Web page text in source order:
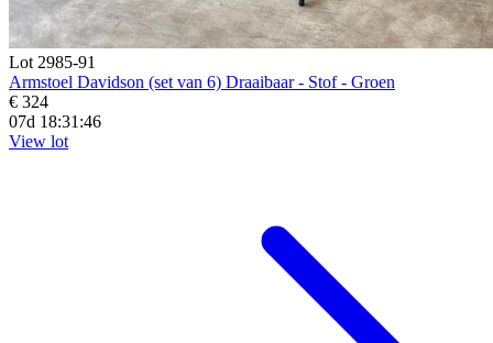
Lot 2985-91
Armstoel Davidson (set van 6) Draaibaar - Stof - Groen
€ 324
07d 18:31:44
View lot